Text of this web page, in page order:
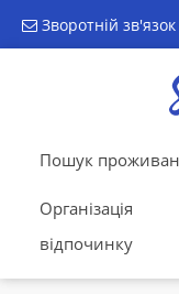
Зворотній зв'язок
Пошук
Організація
відпочинку